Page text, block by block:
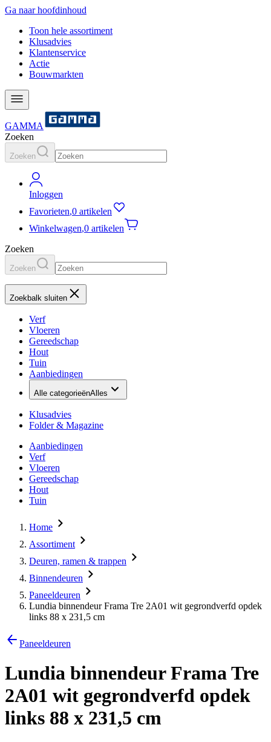
Ga naar hoofdinhoud
Toon hele assortiment
Klusadvies
Klantenservice
Actie
Bouwmarkten
GAMMA
Zoeken
Zoeken
Inloggen
Favorieten,0 artikelen
Winkelwagen,0 artikelen
Zoeken
Zoeken
Zoekbalk sluiten
Verf
Vloeren
Gereedschap
Hout
Tuin
Aanbiedingen
Alle categorieënAlles
Klusadvies
Folder & Magazine
Aanbiedingen
Verf
Vloeren
Gereedschap
Hout
Tuin
Home
Assortiment
Deuren, ramen & trappen
Binnendeuren
Paneeldeuren
Lundia binnendeur Frama Tre 2A01 wit gegrondverfd opdek
links 88 x 231,5 cm
Paneeldeuren
Lundia binnendeur Frama Tre
2A01 wit gegrondverfd opdek
links 88 x 231,5 cm